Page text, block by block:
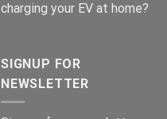
charging your EV at home?
SIGNUP FOR
NEWSLETTER